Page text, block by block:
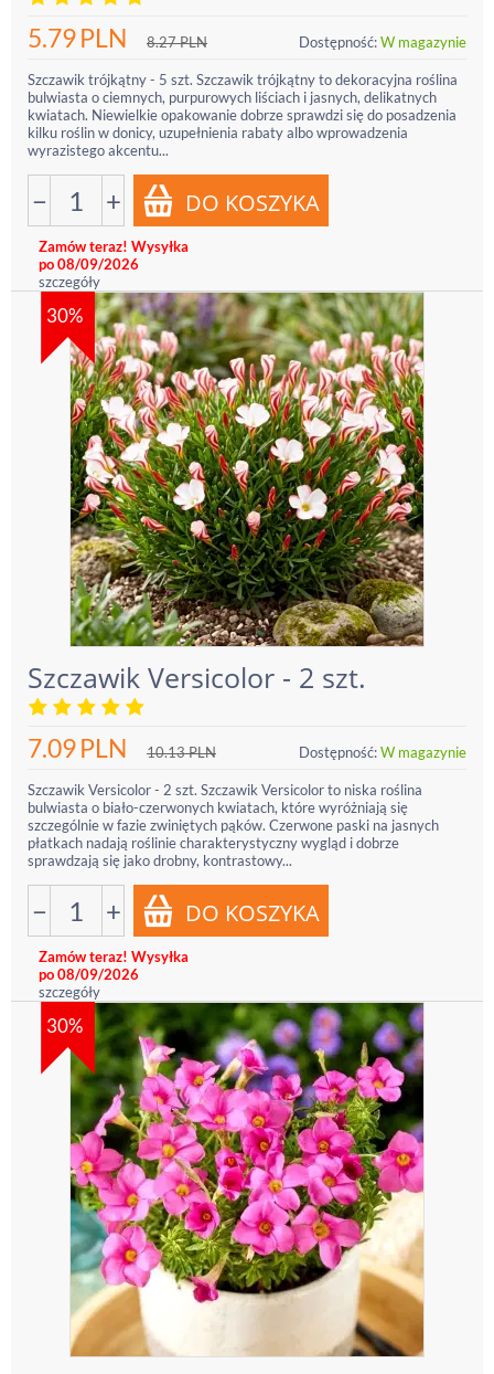
5.79PLN 8.27PLN Dostępność:W magazynie
Szczawik trójkątny - 5 szt. Szczawik trójkątny to dekoracyjna roślina
bulwiasta o ciemnych, purpurowych liściach i jasnych, delikatnych
kwiatach. Niewielkie opakowanie dobrze sprawdzi się do posadzenia
kilku roślin w donicy, uzupełnienia rabaty albo wprowadzenia
wyrazistego akcentu...
− +
Zamów teraz! Wysyłka
po 08/09/2026
szczegóły
30%
Szczawik Versicolor - 2 szt.
7.09PLN 10.13PLN Dostępność:W magazynie
Szczawik Versicolor - 2 szt. Szczawik Versicolor to niska roślina
bulwiasta o biało-czerwonych kwiatach, które wyróżniają się
szczególnie w fazie zwiniętych pąków. Czerwone paski na jasnych
płatkach nadają roślinie charakterystyczny wygląd i dobrze
sprawdzają się jako drobny, kontrastowy...
− +
Zamów teraz! Wysyłka
po 08/09/2026
szczegóły
30%